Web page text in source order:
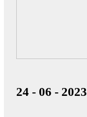
24 - 06 - 2023